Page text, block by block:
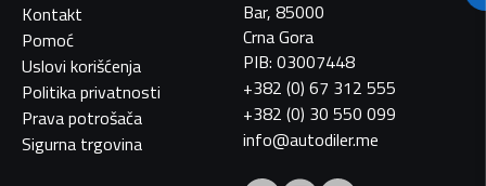
Kontakt
Pomoć
Uslovi korišćenja
Politika privatnosti
Prava potrošača
Sigurna trgovina
Bar, 85000
Crna Gora
PIB: 03007448
+382 (0) 67 312 555
+382 (0) 30 550 099
info@autodiler.me